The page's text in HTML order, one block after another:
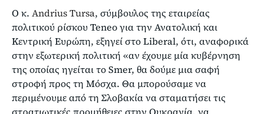
Ο κ. Andrius Tursa, σύμβουλος της εταιρείας
πολιτικού ρίσκου Teneo για την Ανατολική και
Κεντρική Ευρώπη, εξηγεί στο Liberal, ότι, αναφορικά
στην εξωτερική πολιτική «αν έχουμε μία κυβέρνηση
της οποίας ηγείται το Smer, θα δούμε μια σαφή
στροφή προς τη Μόσχα. Θα μπορούσαμε να
περιμένουμε από τη Σλοβακία να σταματήσει τις